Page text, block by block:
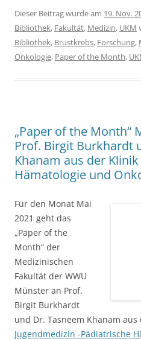
Khanam aus der
Hämatologie und
Für den Monat Mai
Fakultät der WWU
Münster an Prof.
Birgit Burkhardt
und Dr. Tasneem Khanam
für die Publikation:
cell lymphoblastic lymphoma
significanceder Zeitschrift
[Abstract]
Das T-Zell
eine heterogene
Heilungschancen bei
klinische
genomweite Daten